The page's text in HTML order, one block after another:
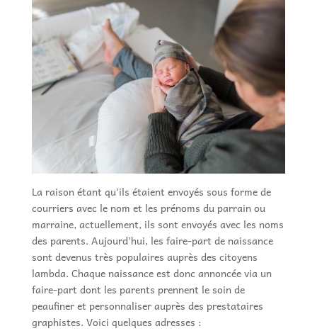
La raison étant qu’ils étaient envoyés sous forme de
courriers avec le nom et les prénoms du parrain ou
marraine, actuellement, ils sont envoyés avec les noms
des parents. Aujourd’hui, les faire-part de naissance
sont devenus très populaires auprès des citoyens
lambda. Chaque naissance est donc annoncée via un
faire-part dont les parents prennent le soin de
peaufiner et personnaliser auprès des prestataires
graphistes. Voici quelques adresses :